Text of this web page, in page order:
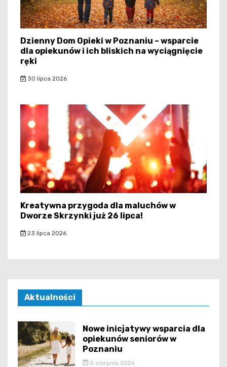
Dzienny Dom Opieki w Poznaniu – wsparcie
dla opiekunów i ich bliskich na wyciągnięcie
ręki
30 lipca 2026
Kreatywna przygoda dla maluchów w
Dworze Skrzynki już 26 lipca!
23 lipca 2026
Aktualności
Nowe inicjatywy wsparcia dla
opiekunów seniorów w
Poznaniu
5 sierpnia 2026